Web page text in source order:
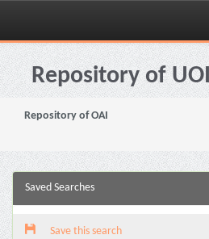
Skip
navigationRepository of
Repository of OAI
Saved Searches
Save this search